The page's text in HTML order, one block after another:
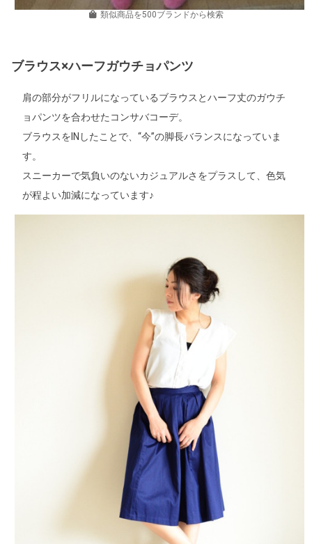
類似商品を500ブランドから検索
ブラウス×ハーフガウチョパンツ
肩の部分がフリルになっているブラウスとハーフ丈のガウチ
ョパンツを合わせたコンサバコーデ。
ブラウスをINしたことで、“今”の脚長バランスになっていま
す。
スニーカーで気負いのないカジュアルさをプラスして、色気
が程よい加減になっています♪